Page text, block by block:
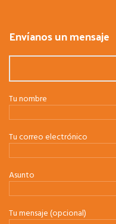
Envíanos un mensaje
Tu nombre
Tu correo electrónico
Asunto
Tu mensaje (opcional)